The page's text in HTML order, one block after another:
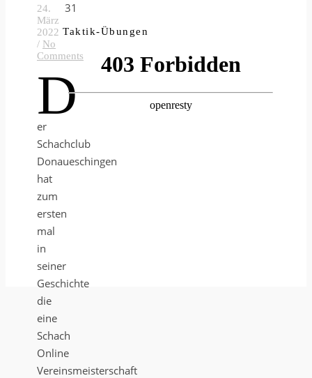
24.
März
2022
/ No
Comments
D
er
Schachclub
Donaueschingen
hat
zum
ersten
mal
in
seiner
Geschichte
die
eine
Schach
Online
Vereinsmeisterschaft
31
Taktik-Übungen